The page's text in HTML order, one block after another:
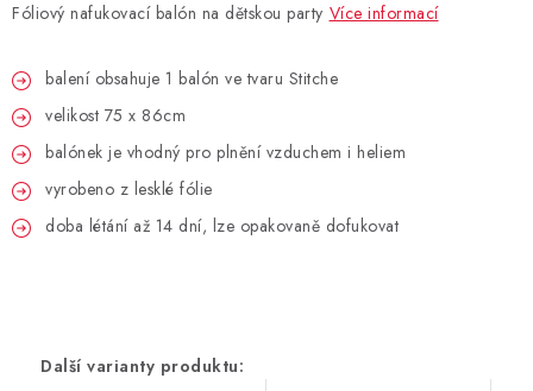
DÁRKY
HELIUM NA BALÓNKY
LAMPIONY
OSLAVA PODLE BAREV
Fóliový nafukovací balón na dětskou party Více informací
balení obsahuje 1 balón ve tvaru Stitche
velikost 75 x 86cm
balónek je vhodný pro plnění vzduchem i heliem
vyrobeno z lesklé fólie
doba létání až 14 dní, lze opakovaně dofukovat